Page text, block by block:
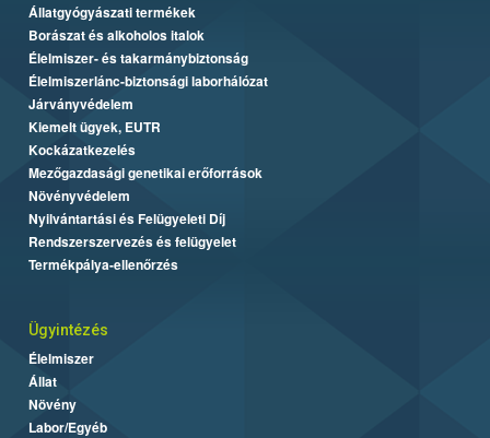
Állatgyógyászati termékek
Borászat és alkoholos italok
Élelmiszer- és takarmánybiztonság
Élelmiszerlánc-biztonsági laborhálózat
Járványvédelem
Kiemelt ügyek, EUTR
Kockázatkezelés
Mezőgazdasági genetikai erőforrások
Növényvédelem
Nyilvántartási és Felügyeleti Díj
Rendszerszervezés és felügyelet
Termékpálya-ellenőrzés
Ügyintézés
Élelmiszer
Állat
Növény
Labor/Egyéb